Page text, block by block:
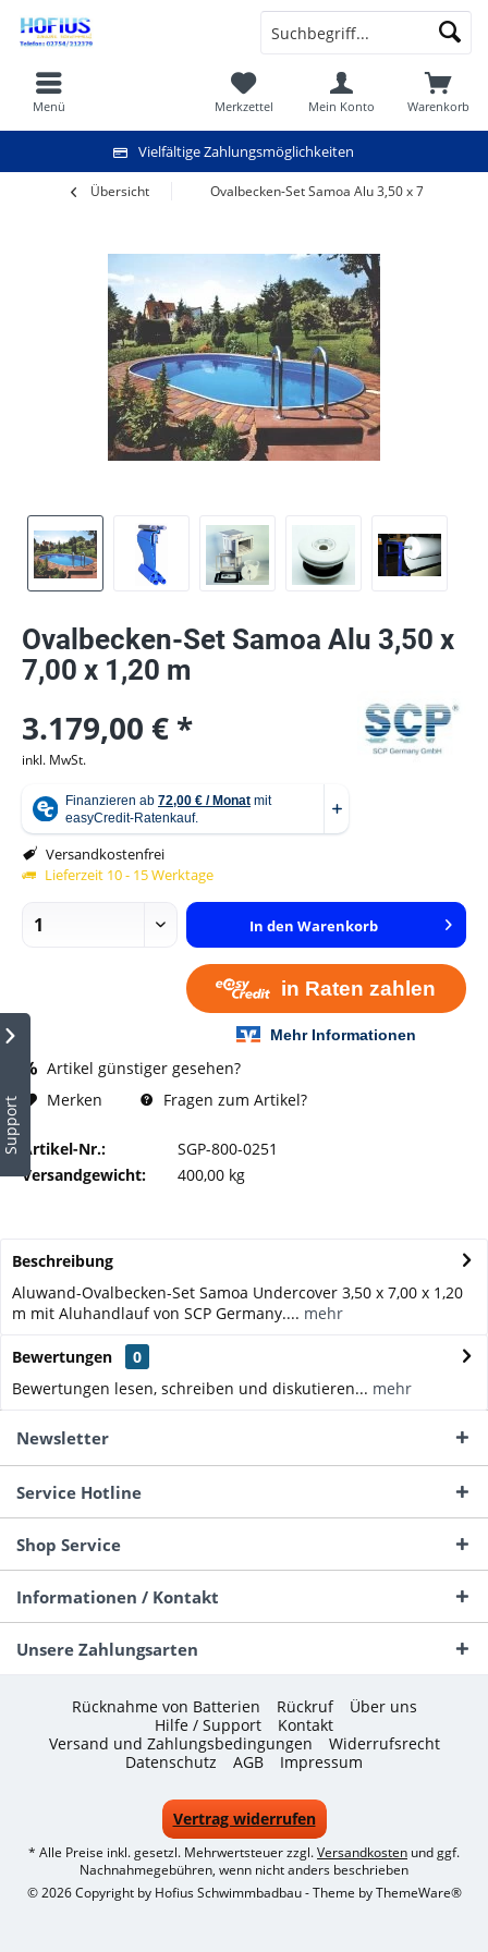
Support
Vielfältige Zahlungsmöglichkeiten
Warenkorb
Merkzettel Mein Konto
Menü
Übersicht Ovalbecken-Set Samoa Alu 3,50 x 7,00 x 1,20
Ovalbecken-Set Samoa Alu 3,50 x
7,00 x 1,20 m
3.179,00 € *
inkl. MwSt.
Versandkostenfrei
Lieferzeit 10 - 15 Werktage
In den Warenkorb
Artikel günstiger gesehen?
Merken
Fragen zum Artikel?
Artikel-Nr.:
SGP-800-0251
Versandgewicht:
400,00 kg
Beschreibung
Aluwand-Ovalbecken-Set Samoa Undercover 3,50 x 7,00 x 1,20
m mit Aluhandlauf von SCP Germany.... mehr
Bewertungen
0
Bewertungen lesen, schreiben und diskutieren... mehr
Newsletter
Service Hotline
Shop Service
Informationen / Kontakt
Unsere Zahlungsarten
Rücknahme von Batterien Rückruf
Über uns
Hilfe / Support
Kontakt
Versand und Zahlungsbedingungen
Widerrufsrecht
Datenschutz
AGB Impressum
Vertrag widerrufen
* Alle Preise inkl. gesetzl. Mehrwertsteuer zzgl.Versandkosten und ggf.
Nachnahmegebühren, wenn nicht anders beschrieben
© 2026 Copyright by Hofius Schwimmbadbau - Theme byThemeWare®